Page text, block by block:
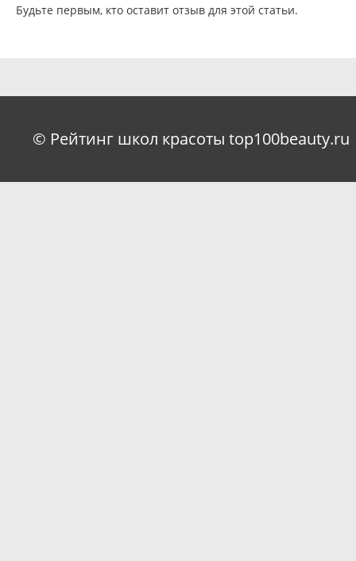
Будьте первым, кто оставит отзыв для этой статьи.
© Рейтинг школ красоты top100beauty.ru